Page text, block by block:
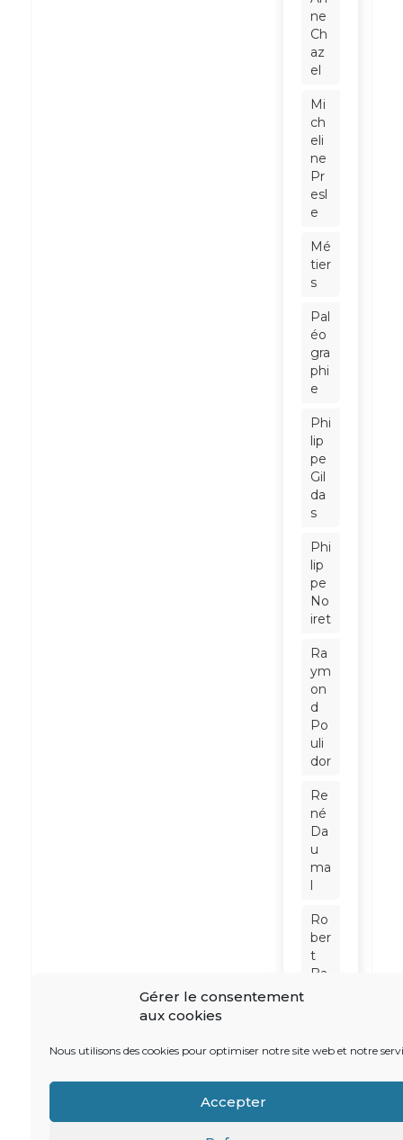
Gérer le consentement
aux cookies
Nous utilisons des cookies pour optimiser notre site web et notre
Accepter
ne
Ch
az
el
Mi
ch
eli
ne
Pr
esl
e
Mé
tier
s
Pal
éo
gra
phi
e
Phi
lip
pe
Gil
da
s
Phi
lip
pe
No
iret
Ra
ym
on
d
Po
uli
dor
Re
né
Da
u
ma
l
Ro
ber
t
Ba
eid